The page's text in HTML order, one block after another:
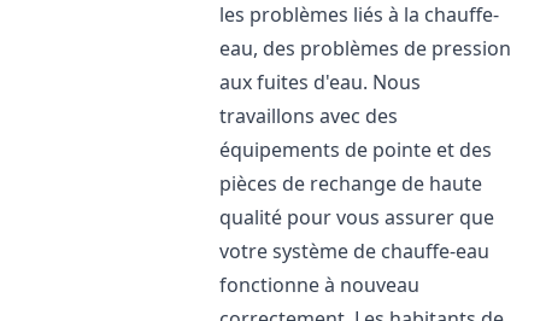
les problèmes liés à la chauffe-
eau, des problèmes de pression
aux fuites d'eau. Nous
travaillons avec des
équipements de pointe et des
pièces de rechange de haute
qualité pour vous assurer que
votre système de chauffe-eau
fonctionne à nouveau